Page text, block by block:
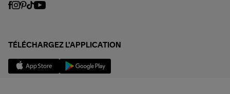
TÉLÉCHARGEZ L'APPLICATION